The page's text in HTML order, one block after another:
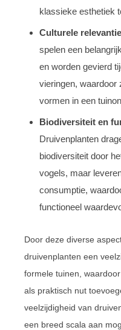
klassieke esthetiek
Culturele
spelen een
en worden gevierd
vieringen, waardoor
vormen in een
Biodiversiteit en
Druivenplanten
biodiversiteit door
vogels, maar
consumptie,
functioneel
Door deze diverse
druivenplanten een
formele tuinen,
als praktisch nut
veelzijdigheid van
een breed scala aan